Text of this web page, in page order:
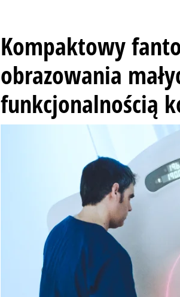
Kompaktowy
obrazowania
funkcjonalnością